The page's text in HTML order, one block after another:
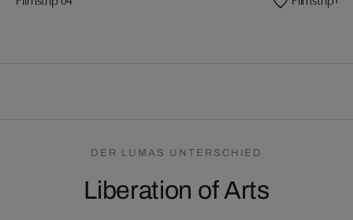
DER LUMAS UNTERSCHIED
Liberation of Arts